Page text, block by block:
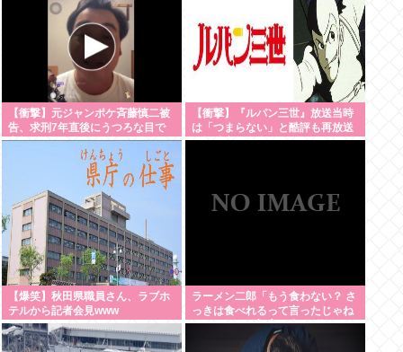
【衝撃】元ジャンポケ斉藤慎二被
告、求刑7年直後にうつろな目で
高額ギフトをねだり続け
る・・・・・・・・・
【衝撃】『ルパン三世』放送当時
は「つまらない」と酷評も再放送
で視聴率30％超えwww
【爆笑】秋田県職員さん、ラブホ
テルから記者会見www
ラーメン二郎「もう食わない？ さ
っきは食べれるって言ったじゃね
ーか！」（ヽ´ん`）「」 反論でき